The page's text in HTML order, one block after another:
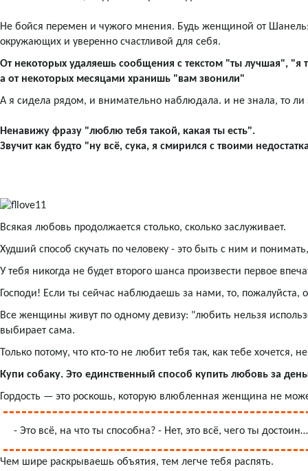
Не бойся перемен и чужого мнения. Будь женщиной от
окружающих и уверенно счастливой для себя.
От некоторых удаляешь сообщения с текстом "ты лучшая", "я
а от некоторых месяцами хранишь "вам звонили"
А я сидела рядом, и внимательно наблюдала. и не знала, то ли
Ненавижу фразу "люблю тебя такой, какая ты есть".
Звучит как будто "ну всё, сука, я смирился с твоими
Всякая любовь продолжается столько, сколько заслуживает.
Худший способ скучать по человеку - это быть с ним и
У тебя никогда не будет второго шанса произвести первое
Господи! Если ты сейчас наблюдаешь за нами, то, пожалуйста,
Все женщины живут по одному девизу: "любить нельзя
выбирает сама.
Только потому, что кто-то не любит тебя так, как тебе хочется,
Купи собаку. Это единственный способ купить любовь за
Гордость — это роскошь, которую влюбленная женщина не
- Это всё, на что ты способна? - Нет, это всё, чего ты достоин…
Чем шире раскрываешь объятия, тем легче тебя распять.